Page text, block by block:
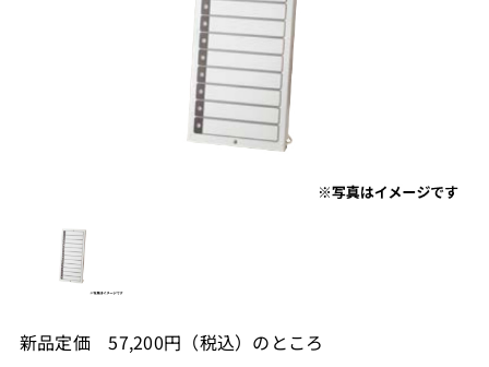
新品定価 57,200円（税込）のところ